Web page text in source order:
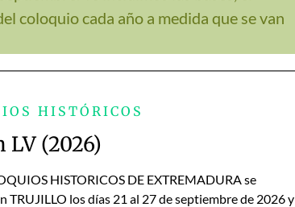
coloquio cada año a medida que se van
HISTÓRICOS
LV (2026)
HISTORICOS DE EXTREMADURA se
TRUJILLO los días 21 al 27 de septiembre de 2026 y